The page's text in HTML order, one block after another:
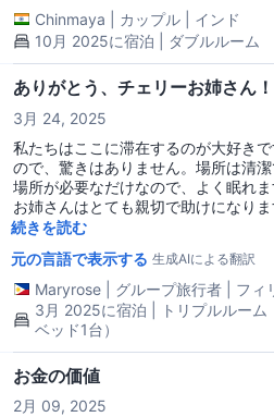
Chinmaya カップル
インド
10月 2025に宿泊 | ダブルルーム
ありがとう、チェリーお姉さん！
3月 24, 2025
私たちはここに滞在するのが大好き
ので、驚きはありません。場所は清
場所が必要なだけなので、よく眠れ
お姉さんはとても親切で助けになり
るなら、ここは最良の選択ではない
ここを強くお勧めします！
続きを読む
元の言語で表示する 生成AIによる翻訳
Maryrose グループ旅行者
フィ
3月 2025に宿泊 | トリプルルーム
ベッド1台）
お金の価値
2月 09, 2025